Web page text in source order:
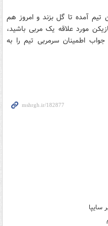
تیم آمده تا گل بزند و امروز هم
مورد علاقه یک مربی باشید،
اطمینان سرمربی تیم را به
سایپا